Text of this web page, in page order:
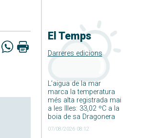
El Temps
Darreres edicions
L’aigua de la mar
marca la temperatura
més alta registrada mai
a les Illes: 33,02 ºC a la
boia de sa Dragonera
07/08/2026 08:12